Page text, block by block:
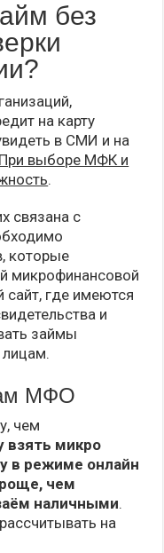
без
на карту
в СМИ и на
При выборе МФК и
.
связана с
которые
микрофинансовой
сайт, где имеются
и
займы
МФО
чем
взять микро
в режиме онлайн
чем
наличными.
на